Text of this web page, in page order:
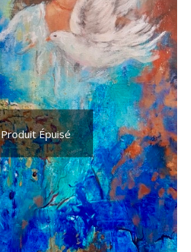
Produit Épuisé